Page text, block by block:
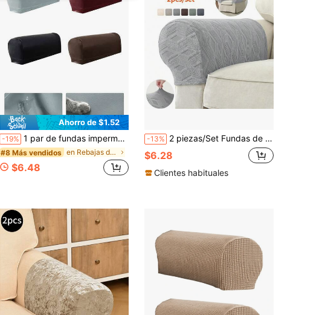
Ahorro de $1.52
-19% 1 par de fundas impermeables de PU para reposabrazos de sofá (incluye 4 almohadillas), diseño minimalista clásico, protectores de reposabrazos de sofá a prueba de polvo y elásticos, anti-arañazos de gato, removibles y lavables, adecuados para reposabrazos de sofá en sala de estar, estudio, dormitorio, en colores marrón, rojo vino, gris claro
#8 Más vendidos en Rebajas de verano Fundas para reposabrazos
$6.48
-13% 2 piezas/Set Fundas de brazo de sofá a cuadros jacquard elásticas anti-suciedad, funda de brazo de sofá para todas las estaciones, protector de brazo de silla y sofá a prueba de polvo para la sala de estar
$6.28
Clientes habituales